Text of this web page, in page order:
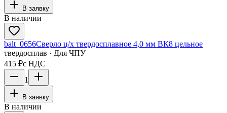
В заявку
В наличии
balt_0656Сверло ц/х твердосплавное 4,0 мм ВК8 цельное
твердосплав · Для ЧПУ
415 ₽с НДС
1
В заявку
В наличии